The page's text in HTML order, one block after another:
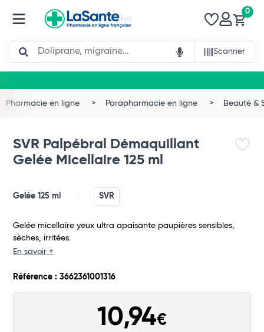
Search
Scanner
0
Total
Commander
Pharmacie en ligne Parapharmacie en ligne Beauté &
SVR Palpébral Démaquillant
Gelée Micellaire 125 ml
Gelée 125 ml SVR
Gelée micellaire yeux ultra apaisante paupières sensibles,
sèches, irritées.
En savoir +
Référence : 3662361001316
10,94€